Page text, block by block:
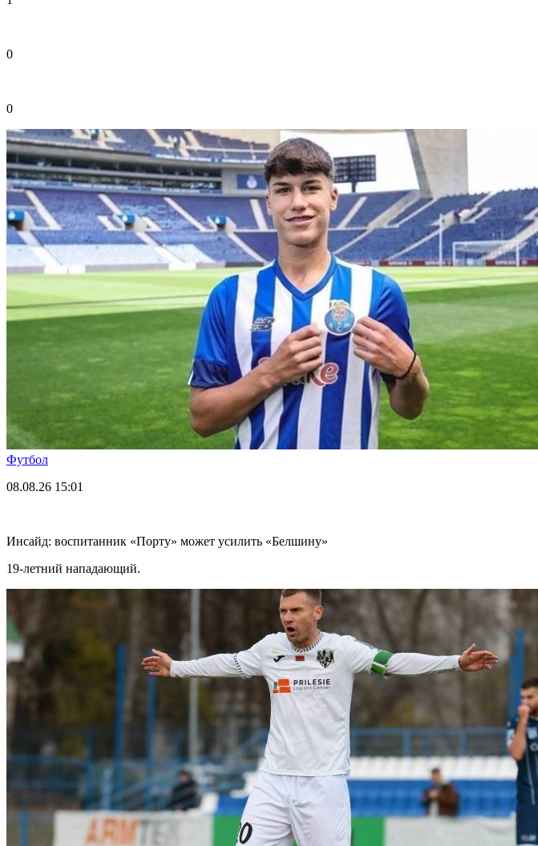
0
0
Футбол
08.08.26 15:01
Инсайд: воспитанник «Порту» может усилить «Белшину»
19-летний нападающий.